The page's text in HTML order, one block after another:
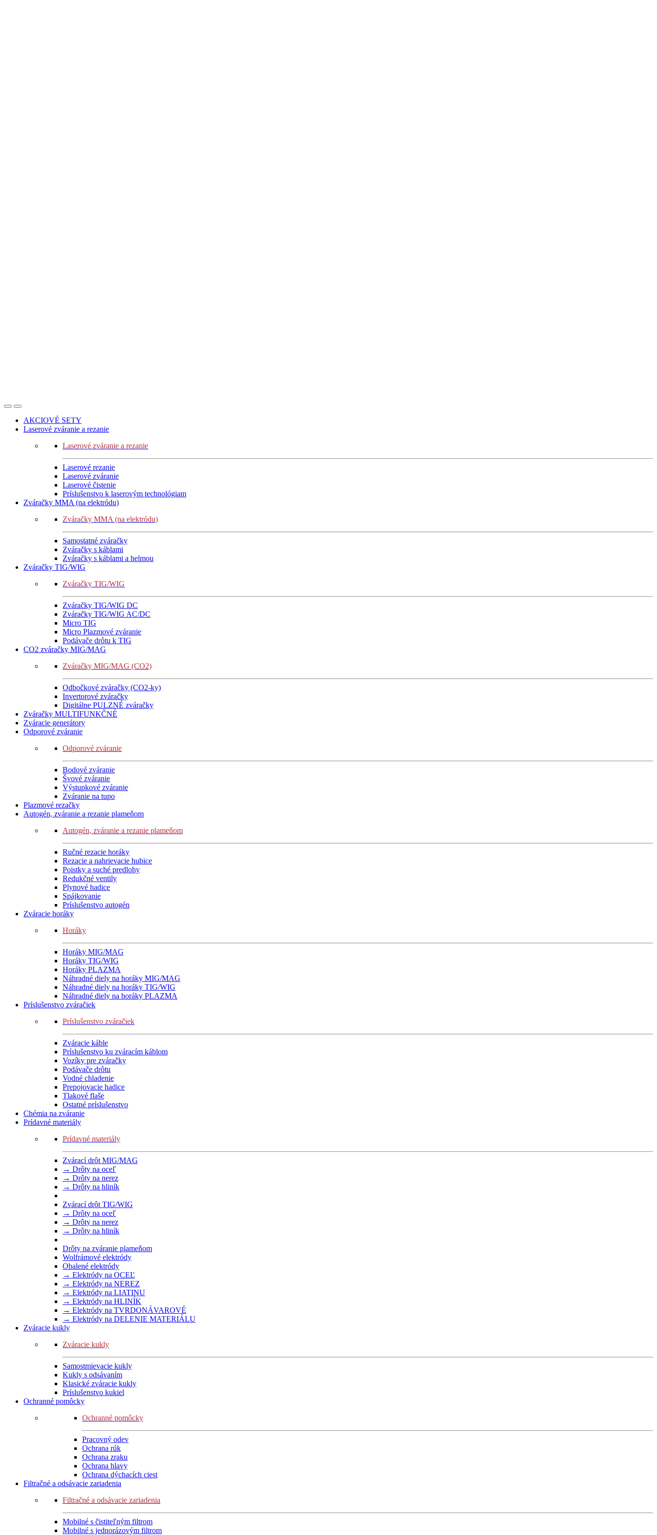
AKCIOVÉ SETY
Laserové zváranie a rezanie
Laserové zváranie a rezanie
Laserové rezanie
Laserové zváranie
Laserové čistenie
Príslušenstvo k laserovým technológiam
Zváračky MMA (na elektródu)
Zváračky MMA (na elektródu)
Samostatné zváračky
Zváračky s káblami
Zváračky s káblami a helmou
Zváračky TIG/WIG
Zváračky TIG/WIG
Zváračky TIG/WIG DC
Zváračky TIG/WIG AC/DC
Micro TIG
Micro Plazmové zváranie
Podávače drôtu k TIG
CO2 zváračky MIG/MAG
Zváračky MIG/MAG (CO2)
Odbočkové zváračky (CO2-ky)
Invertorové zváračky
Digitálne PULZNÉ zváračky
Zváračky MULTIFUNKČNÉ
Zváracie generátory
Odporové zváranie
Odporové zváranie
Bodové zváranie
Švové zváranie
Výstupkové zváranie
Zváranie na tupo
Plazmové rezačky
Autogén, zváranie a rezanie plameňom
Autogén, zváranie a rezanie plameňom
Ručné rezacie horáky
Rezacie a nahrievacie hubice
Poistky a suché predlohy
Redukčné ventily
Plynové hadice
Spájkovanie
Príslušenstvo autogén
Zváracie horáky
Horáky
Horáky MIG/MAG
Horáky TIG/WIG
Horáky PLAZMA
Náhradné diely na horáky MIG/MAG
Náhradné diely na horáky TIG/WIG
Náhradné diely na horáky PLAZMA
Príslušenstvo zváračiek
Príslušenstvo zváračiek
Zváracie káble
Príslušenstvo ku zváracím káblom
Vozíky pre zváračky
Podávače drôtu
Vodné chladenie
Prepojovacie hadice
Tlakové flaše
Ostatné príslušenstvo
Chémia na zváranie
Prídavné materiály
Prídavné materiály
Zvárací drôt MIG/MAG
→ Drôty na oceľ
→ Drôty na nerez
→ Drôty na hliník
Zvárací drôt TIG/WIG
→ Drôty na oceľ
→ Drôty na nerez
→ Drôty na hliník
Drôty na zváranie plameňom
Wolfrámové elektródy
Obalené elektródy
→ Elektródy na OCEĽ
→ Elektródy na NEREZ
→ Elektródy na LIATINU
→ Elektródy na HLINÍK
→ Elektródy na TVRDONÁVAROVÉ
→ Elektródy na DELENIE MATERIÁLU
Zváracie kukly
Zváracie kukly
Samostmievacie kukly
Kukly s odsávaním
Klasické zváracie kukly
Príslušenstvo kukiel
Ochranné pomôcky
Ochranné pomôcky
Pracovný odev
Ochrana rúk
Ochrana zraku
Ochrana hlavy
Ochrana dýchacích ciest
Filtračné a odsávacie zariadenia
Filtračné a odsávacie zariadenia
Mobilné s čistiteľným filtrom
Mobilné s jednorázovým filtrom